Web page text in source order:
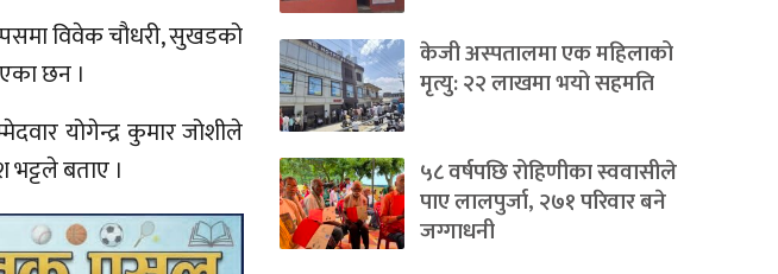
विवेक चौधरी, सुखडको
छन ।
योगेन्द्र कुमार जोशीले
बताए ।
केजी अस्पतालमा एक महिलाको
मृत्यु: २२ लाखमा भयो सहमति
५८ वर्षपछि रोहिणीका स्ववासीले
पाए लालपुर्जा, २७१ परिवार बने
जग्गाधनी